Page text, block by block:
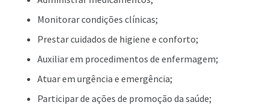
Monitorar condições clínicas;
Prestar cuidados de higiene e conforto;
Auxiliar em procedimentos de enfermagem;
Atuar em urgência e emergência;
Participar de ações de promoção da saúde;